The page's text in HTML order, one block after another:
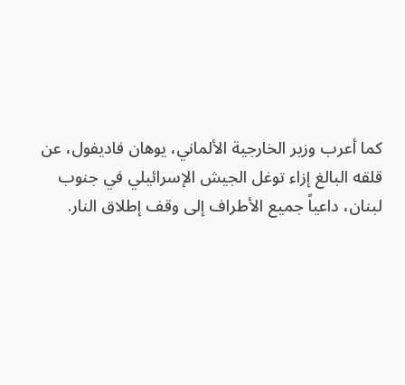
كما أعرب وزير ⁠الخارجية ‌الألماني، يوهان فاديفول، ⁠عن
قلقه البالغ ⁠إزاء توغل الجيش الإسرائيلي في جنوب ​
لبنان، داعياً جميع الأطراف إلى ⁠وقف ​إطلاق النار.